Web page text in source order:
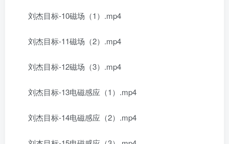
刘杰目标-10磁场（1）.mp4
刘杰目标-11磁场（2）.mp4
刘杰目标-12磁场（3）.mp4
刘杰目标-13电磁感应（1）.mp4
刘杰目标-14电磁感应（2）.mp4